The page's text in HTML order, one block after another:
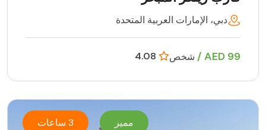
دبي، الإمارات العربية المتحدة
99 AED / شخص
مميز 3 ساعات